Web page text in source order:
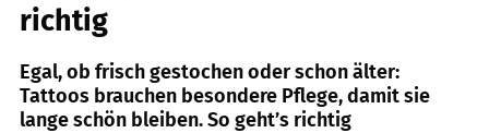
richtig
Egal, ob frisch gestochen oder schon älter:
Tattoos brauchen besondere Pflege, damit sie
lange schön bleiben. So geht’s richtig